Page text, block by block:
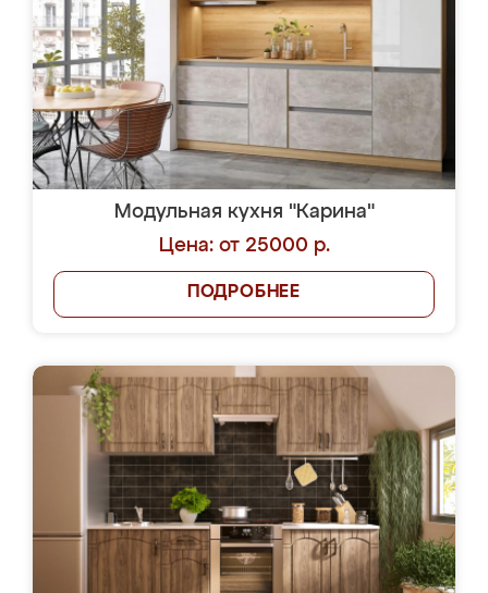
Модульная кухня "Карина"
Цена: от 25000 р.
ПОДРОБНЕЕ